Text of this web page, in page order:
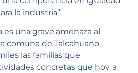
la industria”.
es una grave amenaza al
comuna de Talcahuano,
las familias que
concretas que hoy, a